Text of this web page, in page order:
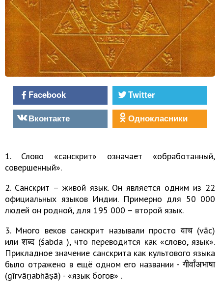
Facebook
Twitter
Вконтакте
Однокласники
1. Слово «санскрит» означает «обработанный,
совершенный».
2. Санскрит – живой язык. Он является одним из 22
официальных языков Индии. Примерно для 50 000
людей он родной, для 195 000 – второй язык.
3. Много веков санскрит называли просто वाच (vāc)
или शब्द (śabda ), что переводится как «слово, язык».
Прикладное значение санскрита как культового языка
было отражено в ещё одном его названии - गीर्वांअभाषा
(gīrvāṇabhāṣā) - «язык богов» .